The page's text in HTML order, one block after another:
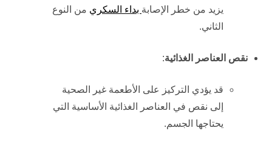
يزيد من خطر الإصابة بداء السكري من النوع
الثاني.
نقص العناصر الغذائية:
قد يؤدي التركيز على الأطعمة غير الصحية
إلى نقص في العناصر الغذائية الأساسية التي
يحتاجها الجسم.